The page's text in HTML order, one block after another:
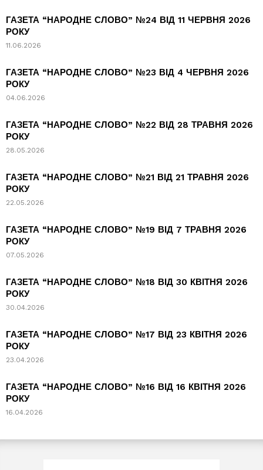
ГАЗЕТА “НАРОДНЕ СЛОВО” №24 ВІД 11 ЧЕРВНЯ 2026
РОКУ
11.06.2026
ГАЗЕТА “НАРОДНЕ СЛОВО” №23 ВІД 4 ЧЕРВНЯ 2026
РОКУ
04.06.2026
ГАЗЕТА “НАРОДНЕ СЛОВО” №22 ВІД 28 ТРАВНЯ 2026
РОКУ
28.05.2026
ГАЗЕТА “НАРОДНЕ СЛОВО” №21 ВІД 21 ТРАВНЯ 2026
РОКУ
22.05.2026
ГАЗЕТА “НАРОДНЕ СЛОВО” №19 ВІД 7 ТРАВНЯ 2026
РОКУ
07.05.2026
ГАЗЕТА “НАРОДНЕ СЛОВО” №18 ВІД 30 КВІТНЯ 2026
РОКУ
30.04.2026
ГАЗЕТА “НАРОДНЕ СЛОВО” №17 ВІД 23 КВІТНЯ 2026
РОКУ
23.04.2026
ГАЗЕТА “НАРОДНЕ СЛОВО” №16 ВІД 16 КВІТНЯ 2026
РОКУ
16.04.2026